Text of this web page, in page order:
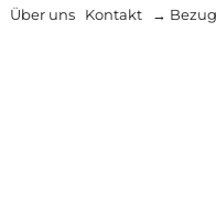
Über uns Kontakt →